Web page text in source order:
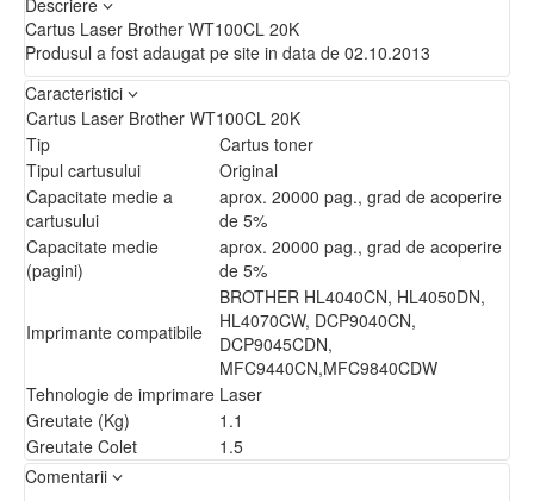
Descriere
Cartus Laser Brother WT100CL 20K
Produsul a fost adaugat pe site in data de 02.10.2013
Caracteristici
Cartus Laser Brother WT100CL 20K
Tip
Cartus toner
Tipul cartusului
Original
Capacitate medie a
cartusului
aprox. 20000 pag., grad de acoperire
de 5%
Capacitate medie
(pagini)
aprox. 20000 pag., grad de acoperire
de 5%
Imprimante compatibile
BROTHER HL4040CN, HL4050DN,
HL4070CW, DCP9040CN,
DCP9045CDN,
MFC9440CN,MFC9840CDW
Tehnologie de imprimare Laser
Greutate (Kg)
1.1
Greutate Colet
1.5
Comentarii